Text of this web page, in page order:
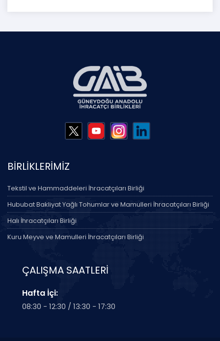
BİRLİKLERİMİZ
Tekstil ve Hammaddeleri İhracatçıları Birliği
Hububat Bakliyat Yağlı Tohumlar ve Mamulleri İhracatçıları Birliği
Halı İhracatçıları Birliği
Kuru Meyve ve Mamulleri İhracatçıları Birliği
ÇALIŞMA SAATLERİ
Hafta İçi:
08:30 - 12:30 / 13:30 - 17:30